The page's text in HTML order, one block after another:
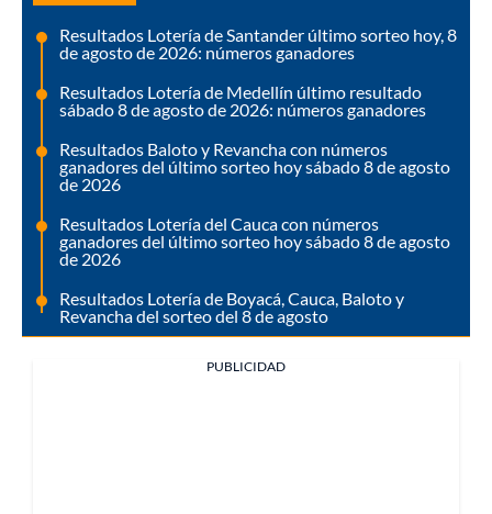
Resultados Lotería de Santander último sorteo hoy, 8
de agosto de 2026: números ganadores
Resultados Lotería de Medellín último resultado
sábado 8 de agosto de 2026: números ganadores
Resultados Baloto y Revancha con números
ganadores del último sorteo hoy sábado 8 de agosto
de 2026
Resultados Lotería del Cauca con números
ganadores del último sorteo hoy sábado 8 de agosto
de 2026
Resultados Lotería de Boyacá, Cauca, Baloto y
Revancha del sorteo del 8 de agosto
PUBLICIDAD